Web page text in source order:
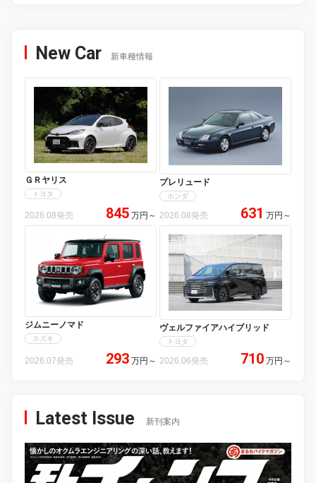
New Car 新車種情報
ＧＲヤリス
トヨタ
2026.08発売 845 万円 ～
プレリュード
ホンダ
2026.08発売 631 万円 ～
ジムニーノマド
スズキ
2026.07発売 293 万円 ～
ヴェルファイアハイブリッド
トヨタ
2026.06発売 710 万円 ～
Latest Issue 新刊案内